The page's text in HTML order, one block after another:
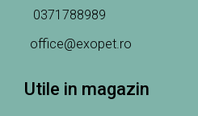
0371788989
office@exopet.ro
Utile in magazin